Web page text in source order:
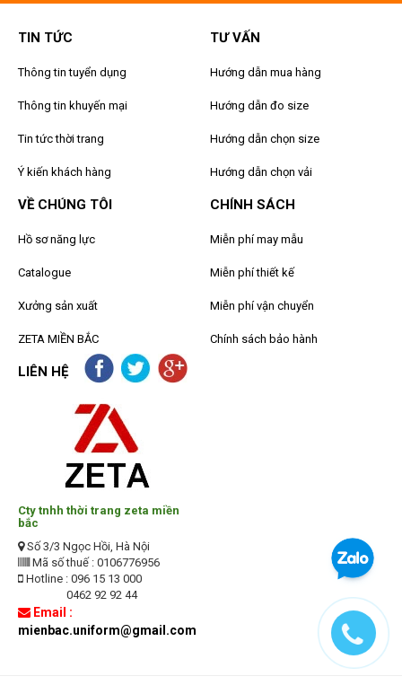
TIN TỨC
Thông tin tuyển dụng
Thông tin khuyến mại
Tin tức thời trang
Ý kiến khách hàng
TƯ VẤN
Hướng dẫn mua hàng
Hướng dẫn đo size
Hướng dẫn chọn size
Hướng dẫn chọn vải
VỀ CHÚNG TÔI
Hồ sơ năng lực
Catalogue
Xưởng sản xuất
ZETA MIỀN BẮC
CHÍNH SÁCH
Miễn phí may mẫu
Miễn phí thiết kế
Miễn phí vận chuyển
Chính sách bảo hành
LIÊN HỆ
Cty tnhh thời trang zeta miền
bắc
Số 3/3 Ngọc Hồi, Hà Nội
Mã số thuế : 0106776956
Hotline : 096 15 13 000
0462 92 92 44
Email :
mienbac.uniform@gmail.com